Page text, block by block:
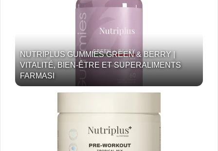
NUTRIPLUS GUMMIES GREEN & BERRY |
VITALITÉ, BIEN-ÊTRE ET SUPERALIMENTS
FARMASI